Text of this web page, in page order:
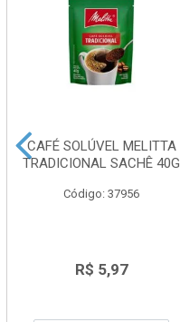
CAFÉ SOLÚVEL MELITTA
TRADICIONAL SACHÊ 40G
Código: 37956
R$ 5,97